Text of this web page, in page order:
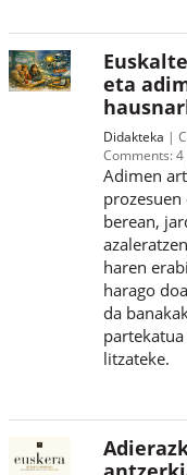
eta
Didakteka
Comments:4
Adimen
berean,
haren
harago
da
litzateke.